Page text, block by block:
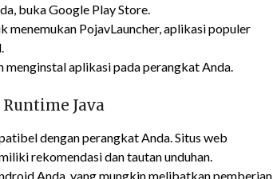
buka Google Play Store.
menemukan PojavLauncher, aplikasi populer
menginstal aplikasi pada perangkat Anda.
Java
dengan perangkat Anda. Situs web
rekomendasi dan tautan unduhan.
Anda, yang mungkin melibatkan pemberian